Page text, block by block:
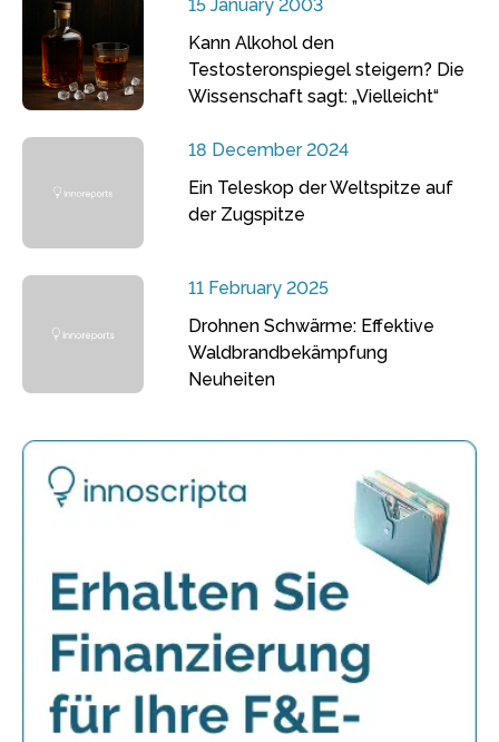
15 January 2003
Kann Alkohol den
Testosteronspiegel steigern? Die
Wissenschaft sagt: „Vielleicht“
18 December 2024
Ein Teleskop der Weltspitze auf
der Zugspitze
11 February 2025
Drohnen Schwärme: Effektive
Waldbrandbekämpfung
Neuheiten